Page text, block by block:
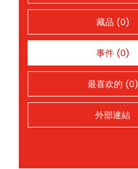
藏品 (0)
事件 (0)
最喜欢的 (0)
外部連結